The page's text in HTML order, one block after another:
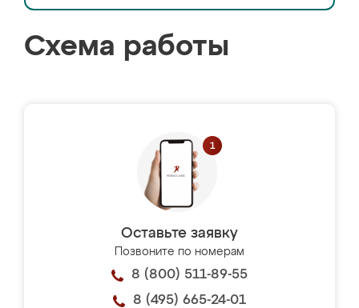
Схема работы
Оставьте заявку
Позвоните по номерам
8 (800) 511-89-55
8 (495) 665-24-01